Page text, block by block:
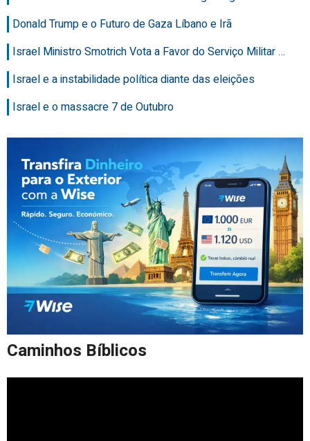
Donald Trump e o Futuro de Gaza Líbano e Irã
Israel Ministro Smotrich Vota a Favor do Serviço Militar …
Israel e a instabilidade política diante das eleições
Israel e o massacre 7 de Outubro
Caminhos Bíblicos